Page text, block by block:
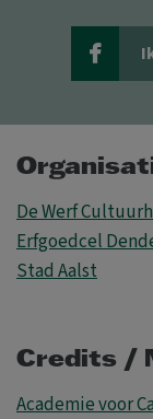
De Werf
Erfgoedcel
Stad Aalst
Credits /
Academie voor